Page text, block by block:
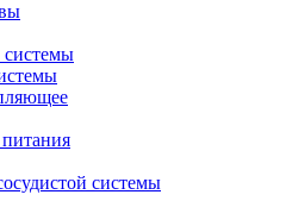
системы